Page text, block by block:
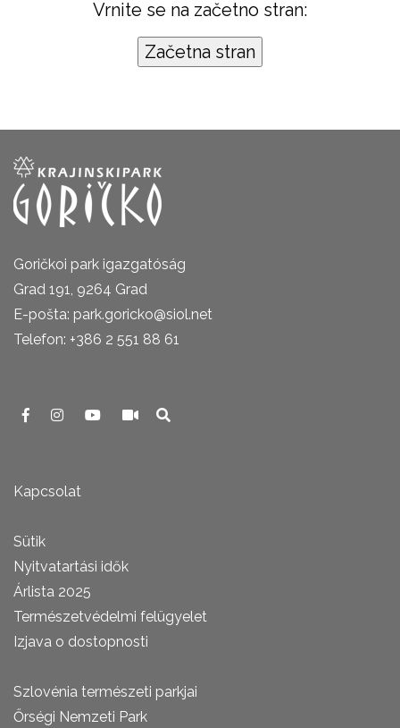
Vrnite se na začetno stran:
Goričkoi park igazgatóság
Grad 191, 9264 Grad
E-pošta: park.goricko@siol.net
Telefon: +386 2 551 88 61
Kapcsolat
Sütik
Nyitvatartási idők
Árlista 2025
Természetvédelmi felügyelet
Izjava o dostopnosti
Szlovénia természeti parkjai
Őrségi Nemzeti Park